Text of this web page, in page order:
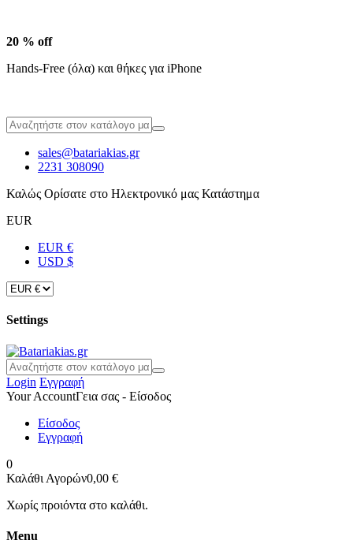
20 % off
Hands-Free (όλα) και θήκες για iPhone
sales@batariakias.gr
2231 308090
Καλώς Ορίσατε στο Ηλεκτρονικό μας Κατάστημα
EUR
EUR €
USD $
Settings
Login Εγγραφή
Your AccountΓεια σας - Είσοδος
Είσοδος
Εγγραφή
0
Καλάθι Αγορών0,00 €
Χωρίς προιόντα στο καλάθι.
Menu